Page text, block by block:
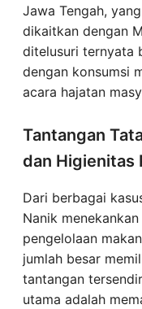
Jawa Tengah,
dikaitkan dengan
ditelusuri ternyata
dengan konsumsi
acara hajatan
Tantangan
dan Higienitas
Dari berbagai
Nanik
pengelolaan
jumlah besar
tantangan
utama adalah